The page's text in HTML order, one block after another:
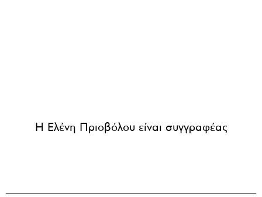
Η Ελένη Πριοβόλου είναι συγγραφέας